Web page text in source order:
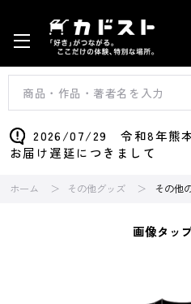
2026/07/29 令和8年熊
お届け遅延につきまして
ホーム その他グッズ その他
画像タッ